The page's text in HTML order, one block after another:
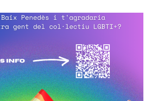
Comarcal Del Baix
La Creació D’un
I Segur De Trobada
A Persones LGBTI+